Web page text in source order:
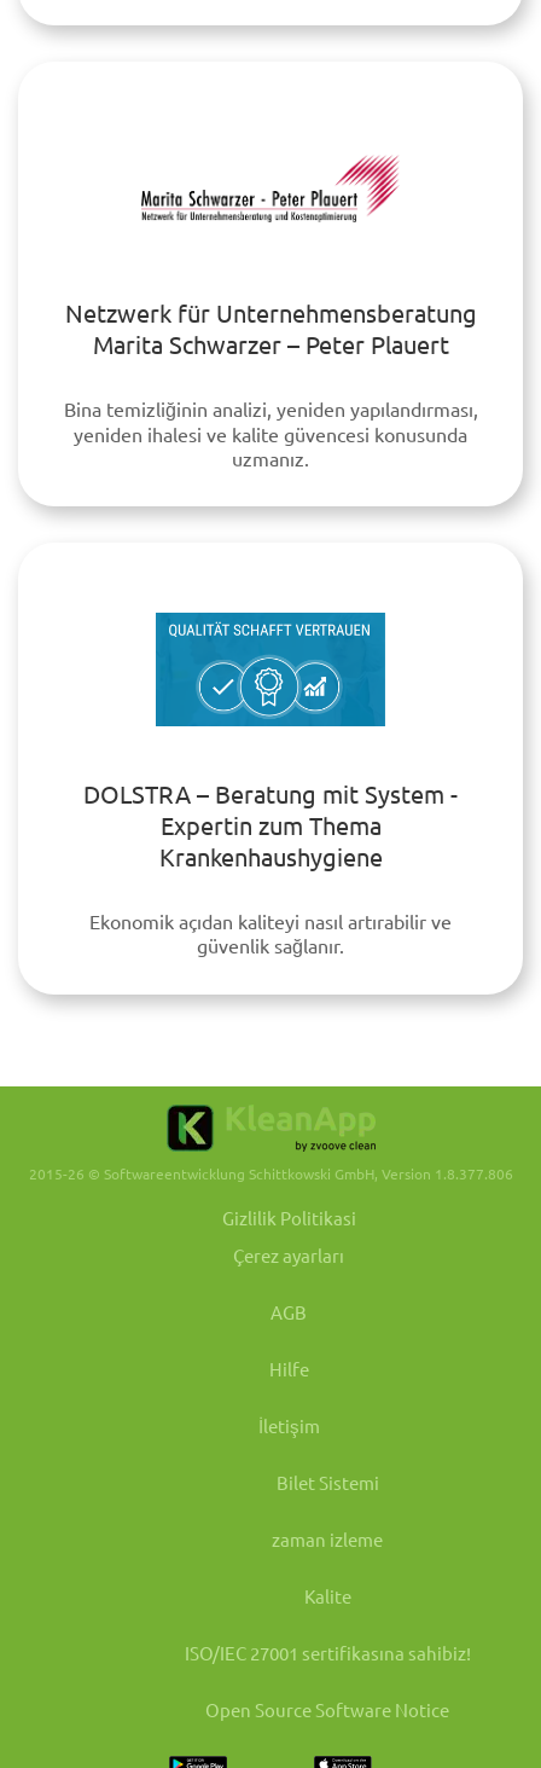
Netzwerk für Unternehmensberatung
Marita Schwarzer – Peter Plauert
Bina temizliğinin analizi, yeniden yapılandırması,
yeniden ihalesi ve kalite güvencesi konusunda
uzmanız.
DOLSTRA – Beratung mit System -
Expertin zum Thema
Krankenhaushygiene
Ekonomik açıdan kaliteyi nasıl artırabilir ve
güvenlik sağlanır.
2015-26 © Softwareentwicklung Schittkowski GmbH, Version 1.8.377.806
Gizlilik Politikasi
Çerez ayarları
AGB
Hilfe
İletişim
Bilet Sistemi
zaman izleme
Kalite
ISO/IEC 27001 sertifikasına sahibiz!
Open Source Software Notice